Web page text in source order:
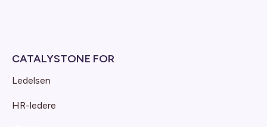
CATALYSTONE FOR
Ledelsen
HR-ledere